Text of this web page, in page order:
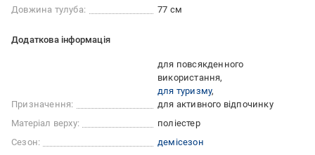
Довжина тулуба:
77 см
Додаткова інформація
Призначення:
для повсякденного
використання
для туризму
для активного відпочинку
Матеріал верху:
поліестер
Сезон:
демісезон